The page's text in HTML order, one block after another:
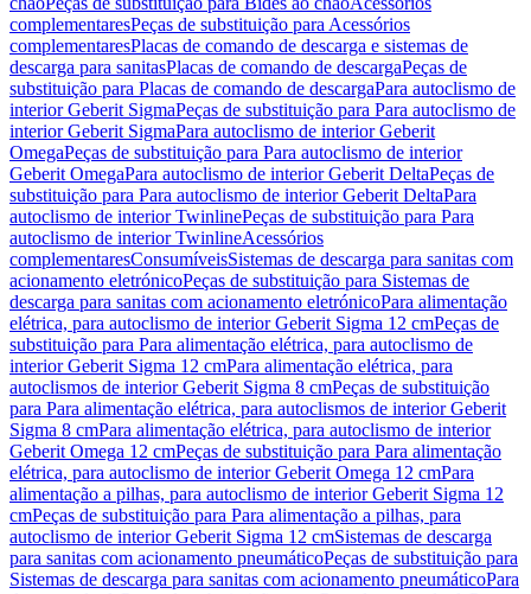
complementaresPeças de substituição para Acessórios
complementaresPlacas de comando de descarga e sistemas de
descarga para sanitasPlacas de comando de descargaPeças de
substituição para Placas de comando de descargaPara autoclismo de
interior Geberit SigmaPeças de substituição para Para autoclismo de
interior Geberit SigmaPara autoclismo de interior Geberit
OmegaPeças de substituição para Para autoclismo de interior
Geberit OmegaPara autoclismo de interior Geberit DeltaPeças de
substituição para Para autoclismo de interior Geberit DeltaPara
autoclismo de interior TwinlinePeças de substituição para Para
autoclismo de interior TwinlineAcessórios
complementaresConsumíveisSistemas de descarga para sanitas com
acionamento eletrónicoPeças de substituição para Sistemas de
descarga para sanitas com acionamento eletrónicoPara alimentação
elétrica, para autoclismo de interior Geberit Sigma 12 cmPeças de
substituição para Para alimentação elétrica, para autoclismo de
interior Geberit Sigma 12 cmPara alimentação elétrica, para
autoclismos de interior Geberit Sigma 8 cmPeças de substituição
para Para alimentação elétrica, para autoclismos de interior Geberit
Sigma 8 cmPara alimentação elétrica, para autoclismo de interior
Geberit Omega 12 cmPeças de substituição para Para alimentação
elétrica, para autoclismo de interior Geberit Omega 12 cmPara
alimentação a pilhas, para autoclismo de interior Geberit Sigma 12
cmPeças de substituição para Para alimentação a pilhas, para
autoclismo de interior Geberit Sigma 12 cmSistemas de descarga
para sanitas com acionamento pneumáticoPeças de substituição para
Sistemas de descarga para sanitas com acionamento pneumáticoPara